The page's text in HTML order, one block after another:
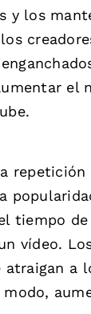
y los
el
tiempo
vídeo.
a